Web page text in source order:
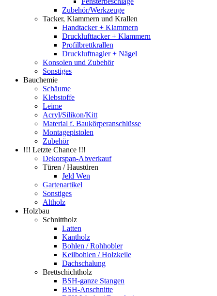
Zubehör/Werkzeuge
Tacker, Klammern und Krallen
Handtacker + Klammern
Drucklufttacker + Klammern
Profilbrettkrallen
Druckluftnagler + Nägel
Konsolen und Zubehör
Sonstiges
Bauchemie
Schäume
Klebstoffe
Leime
Acryl/Silikon/Kitt
Material f. Baukörperanschlüsse
Montagepistolen
Zubehör
!!! Letzte Chance !!!
Dekorspan-Abverkauf
Türen / Haustüren
Jeld Wen
Gartenartikel
Sonstiges
Altholz
Holzbau
Schnittholz
Latten
Kantholz
Bohlen / Rohhobler
Keilbohlen / Holzkeile
Dachschalung
Brettschichtholz
BSH-ganze Stangen
BSH-Anschnitte